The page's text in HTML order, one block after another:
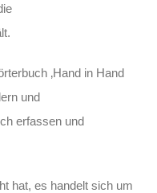
‚Hand in Hand
und
erfassen und
hat, es handelt sich um